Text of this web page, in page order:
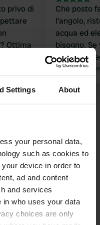
Settings About
your personal data,
such as cookies to
device in order to
ad and content
and services
in who uses your data
choices are only
privo di
Ottima
5
Che posto
l'angolo,
acqua ed
bisogno.
sole,
del
Tradotto da
recensioni